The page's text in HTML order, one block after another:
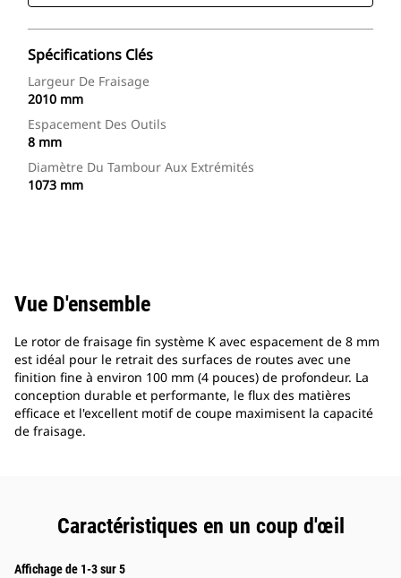
Spécifications Clés
Largeur De Fraisage
2010 mm
Espacement Des Outils
8 mm
Diamètre Du Tambour Aux Extrémités
1073 mm
Vue D'ensemble
Le rotor de fraisage fin système K avec espacement de 8 mm
est idéal pour le retrait des surfaces de routes avec une
finition fine à environ 100 mm (4 pouces) de profondeur. La
conception durable et performante, le flux des matières
efficace et l'excellent motif de coupe maximisent la capacité
de fraisage.
Caractéristiques en un coup d'œil
Affichage de 1-3 sur 5